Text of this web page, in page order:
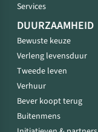
Services
DUURZAAMHEID
Bewuste keuze
Verleng levensduur
Tweede leven
Verhuur
Bever koopt terug
Buitenmens